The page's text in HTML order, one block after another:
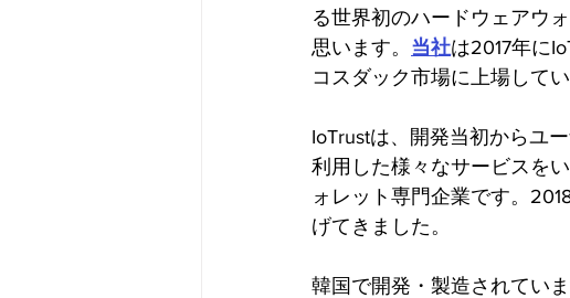
る世界初のハードウェアウ
思います。 当社は2017年に
コスダック市場に上場して
IoTrustは、開発当初からユ
利用した様々なサービスを
ォレット専門企業です。
げてきました。
韓国で開発・製造されてい